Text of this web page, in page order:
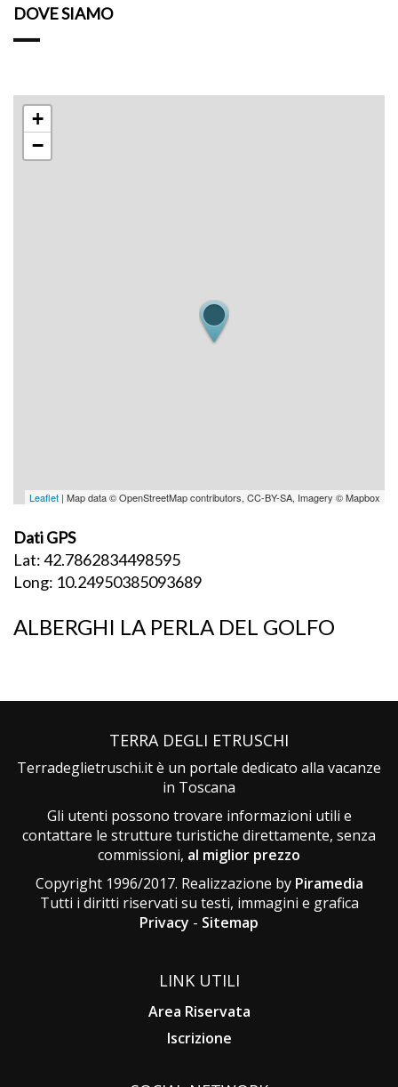
DOVE SIAMO
+
−
Leaflet | Map data © OpenStreetMap contributors, CC-BY-SA, Imagery © Mapbox
Dati GPS
Lat: 42.7862834498595
Long: 10.24950385093689
ALBERGHI LA PERLA DEL GOLFO
TERRA DEGLI ETRUSCHI
Terradeglietruschi.it è un portale dedicato alla vacanze
in Toscana
Gli utenti possono trovare informazioni utili e
contattare le strutture turistiche direttamente, senza
commissioni, al miglior prezzo
Copyright 1996/2017. Realizzazione by Piramedia
Tutti i diritti riservati su testi, immagini e grafica
Privacy - Sitemap
LINK UTILI
Area Riservata
Iscrizione